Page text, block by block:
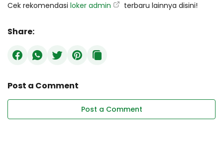
Cek rekomendasi loker admin terbaru lainnya disini!
Share:
Post a Comment
Post a Comment